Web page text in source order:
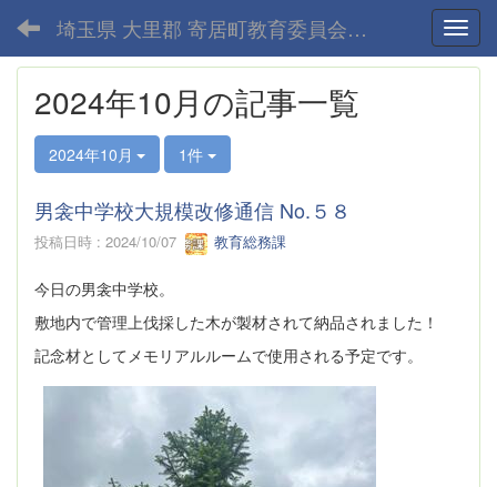
埼玉県 大里郡 寄居町教育委員会-home
2024年10月の記事一覧
2024年10月 1件
男衾中学校大規模改修通信 No.５８
投稿日時 : 2024/10/07 教育総務課
今日の男衾中学校。
敷地内で管理上伐採した木が製材されて納品されました！
記念材としてメモリアルルームで使用される予定です。